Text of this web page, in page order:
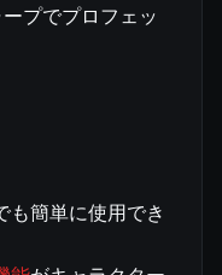
プでプロフェッ
も簡単に使用でき